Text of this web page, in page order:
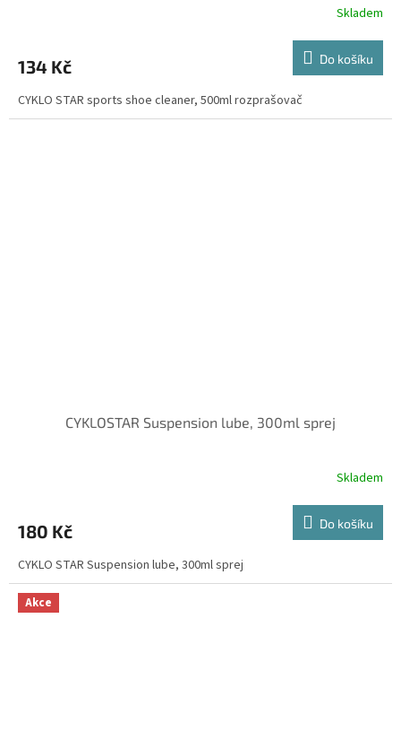
Skladem
134 Kč Do košíku
CYKLO STAR sports shoe cleaner, 500ml rozprašovač
CYKLOSTAR Suspension lube, 300ml sprej
Skladem
180 Kč Do košíku
CYKLO STAR Suspension lube, 300ml sprej
Akce